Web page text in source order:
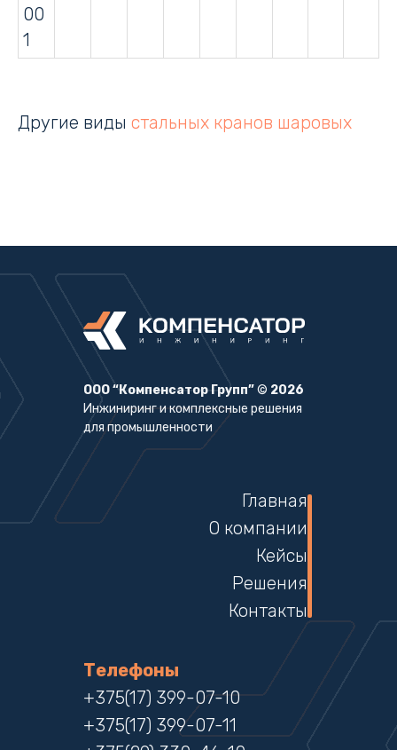
00
1
Другие виды стальных кранов шаровых
ООО “Компенсатор Групп”© 2026
Инжиниринг и комплексные решения
для промышленности
Телефоны
+375(17) 399-07-10
+375(17) 399-07-11
Главная
О компании
Кейсы
Решения
Контакты